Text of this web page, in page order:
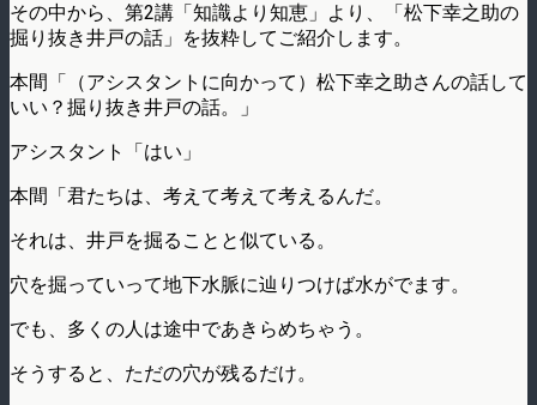
その中から、第2講「知識より知恵」より、「松下幸之助の
掘り抜き井戸の話」を抜粋してご紹介します。
本間「（アシスタントに向かって）松下幸之助さんの話して
いい？掘り抜き井戸の話。」
アシスタント「はい」
本間「君たちは、考えて考えて考えるんだ。
それは、井戸を掘ることと似ている。
穴を掘っていって地下水脈に辿りつけば水がでます。
でも、多くの人は途中であきらめちゃう。
そうすると、ただの穴が残るだけ。